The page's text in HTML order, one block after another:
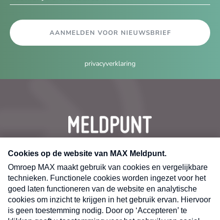
AANMELDEN VOOR NIEUWSBRIEF
privacyverklaring
CONTACT
Volg ons op